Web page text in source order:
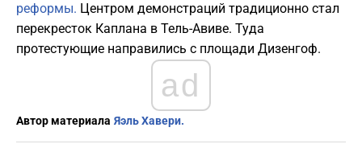
реформы. Центром демонстраций традиционно стал
перекресток Каплана в Тель-Авиве. Туда
протестующие направились с площади Дизенгоф.
ad
Автор материала Яэль Хавери.